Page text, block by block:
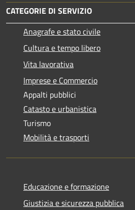
CATEGORIE DI SERVIZIO
Anagrafe e stato civile
Cultura e tempo libero
Vita lavorativa
Imprese e Commercio
Appalti pubblici
Catasto e urbanistica
Turismo
Mobilità e trasporti
Educazione e formazione
Giustizia e sicurezza pubblica